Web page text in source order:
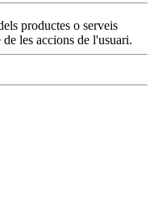
productes o serveis
les accions de l'usuari.